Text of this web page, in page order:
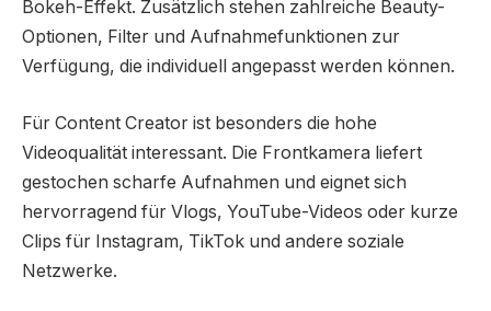
Bokeh-Effekt. Zusätzlich stehen zahlreiche Beauty-
Optionen, Filter und Aufnahmefunktionen zur
Verfügung, die individuell angepasst werden können.
Für Content Creator ist besonders die hohe
Videoqualität interessant. Die Frontkamera liefert
gestochen scharfe Aufnahmen und eignet sich
hervorragend für Vlogs, YouTube-Videos oder kurze
Clips für Instagram, TikTok und andere soziale
Netzwerke.